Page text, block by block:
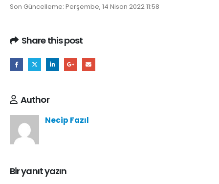
Son Güncelleme: Perşembe, 14 Nisan 2022 11:58
Share this post
Author
Necip Fazıl
Bir yanıt yazın